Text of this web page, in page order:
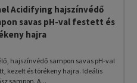
Acidifying hajszínvédő
savas pH-val festett és
hajra
hajszínvédő sampon savas pH-val
kezelt és törékeny hajra. Ideális
sampon. A...